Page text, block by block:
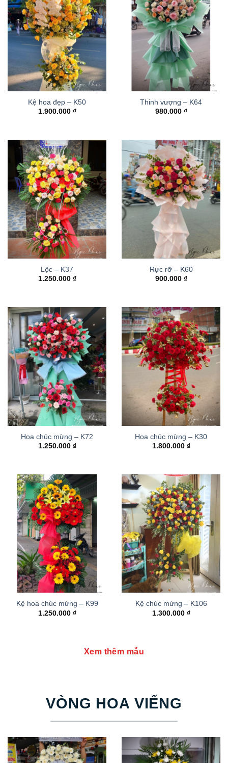
Kệ hoa đẹp – K50
1.900.000 ₫
Thinh vượng – K64
980.000 ₫
Lộc – K37
1.250.000 ₫
Rực rỡ – K60
900.000 ₫
Hoa chúc mừng – K72
1.250.000 ₫
Hoa chúc mừng – K30
1.800.000 ₫
Kệ hoa chúc mừng – K99
1.250.000 ₫
Kệ chúc mừng – K106
1.300.000 ₫
Xem thêm mẫu
VÒNG HOA VIẾNG